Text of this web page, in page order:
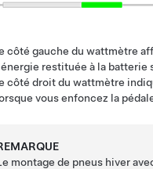
côté gauche du wattmètre
restituée à la
côté droit du wattmètre
vous enfoncez la
montage de pneus hiver